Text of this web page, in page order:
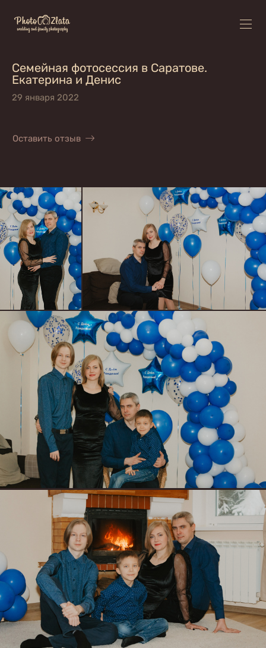
Семейная фотосессия в Саратове.
Екатерина и Денис
29 января 2022
Оставить отзыв